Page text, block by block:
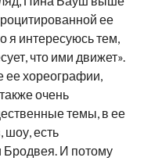
ее
я интересуюсь тем,
что ими движет».
ее хореографии,
очень
темы, в ее
шоу, есть
И потому